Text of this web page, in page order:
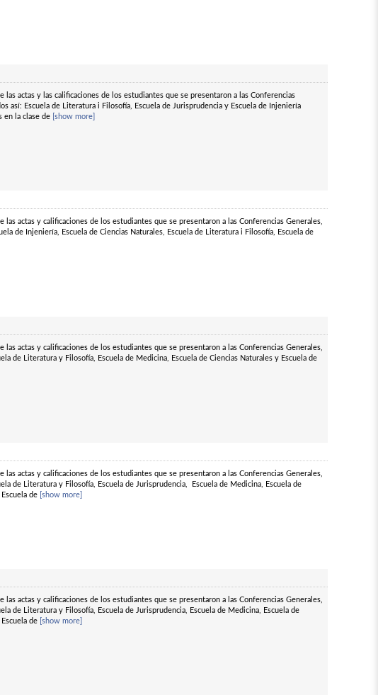
las actas y las calificaciones de los estudiantes que se presentaron a las Conferencias
así: Escuela de Literatura i Filosofía, Escuela de Jurisprudencia y Escuela de Injeniería
en la clase de[show more]
las actas y calificaciones de los estudiantes que se presentaron a las Conferencias Generales,
de Injeniería, Escuela de Ciencias Naturales, Escuela de Literatura i Filosofía, Escuela de
las actas y calificaciones de los estudiantes que se presentaron a las Conferencias Generales,
de Literatura y Filosofía, Escuela de Medicina, Escuela de Ciencias Naturales y Escuela de
las actas y calificaciones de los estudiantes que se presentaron a las Conferencias Generales,
de Literatura y Filosofía, Escuela de Jurisprudencia, Escuela de Medicina, Escuela de
de[show more]
las actas y calificaciones de los estudiantes que se presentaron a las Conferencias Generales,
de Literatura y Filosofía, Escuela de Jurisprudencia, Escuela de Medicina, Escuela de
de[show more]